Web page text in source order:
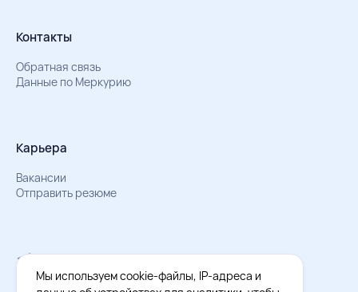
Контакты
Обратная связь
Данные по Меркурию
Карьера
Вакансии
Отправить резюме
Мы в Телеграм
Документы об обработке персональных данных
Охрана труда – результаты СОУТ
Мы используем cookie-файлы, IP-адреса и